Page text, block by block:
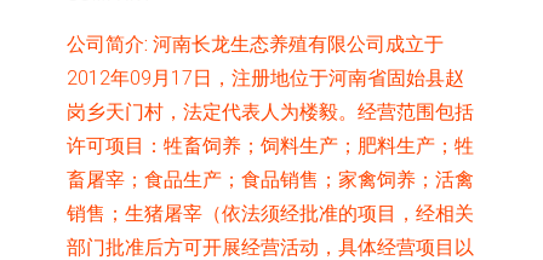
公司简介: 河南长龙生态养殖有限公司成立于
2012年09月17日，注册地位于河南省固始县赵
岗乡天门村，法定代表人为楼毅。经营范围包括
许可项目：牲畜饲养；饲料生产；肥料生产；牲
畜屠宰；食品生产；食品销售；家禽饲养；活禽
销售；生猪屠宰（依法须经批准的项目，经相关
部门批准后方可开展经营活动，具体经营项目以